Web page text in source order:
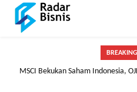
MSCI Bekukan Saham Indonesia,